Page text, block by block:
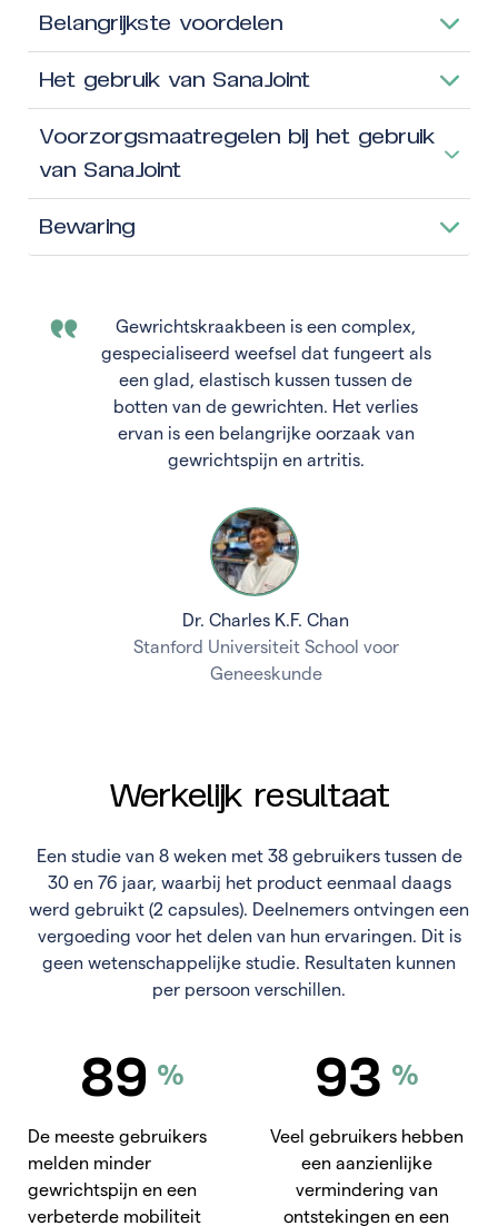
Belangrijkste voordelen
Het gebruik van SanaJoint
Voorzorgsmaatregelen bij het gebruik
van SanaJoint
Bewaring
Gewrichtskraakbeen is een complex,
gespecialiseerd weefsel dat fungeert als
een glad, elastisch kussen tussen de
botten van de gewrichten. Het verlies
ervan is een belangrijke oorzaak van
gewrichtspijn en artritis.
Dr. Charles K.F. Chan
Stanford Universiteit School voor
Geneeskunde
Werkelijk resultaat
Een studie van 8 weken met 38 gebruikers tussen de
30 en 76 jaar, waarbij het product eenmaal daags
werd gebruikt (2 capsules). Deelnemers ontvingen een
vergoeding voor het delen van hun ervaringen. Dit is
geen wetenschappelijke studie. Resultaten kunnen
per persoon verschillen.
89 %
De meeste gebruikers
melden minder
gewrichtspijn en een
verbeterde mobiliteit
93 %
Veel gebruikers hebben
een aanzienlijke
vermindering van
ontstekingen en een